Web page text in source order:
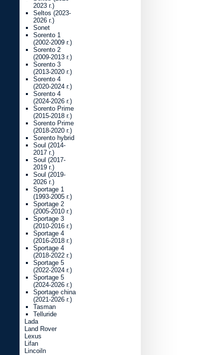
2023 г.)
Seltos (2023-
2026 г.)
Sonet
Sorento 1
(2002-2009 г.)
Sorento 2
(2009-2013 г.)
Sorento 3
(2013-2020 г.)
Sorento 4
(2020-2024 г.)
Sorento 4
(2024-2026 г.)
Sorento Prime
(2015-2018 г.)
Sorento Prime
(2018-2020 г.)
Sorento hybrid
Soul (2014-
2017 г.)
Soul (2017-
2019 г.)
Soul (2019-
2026 г.)
Sportage 1
(1993-2005 г.)
Sportage 2
(2005-2010 г.)
Sportage 3
(2010-2016 г.)
Sportage 4
(2016-2018 г.)
Sportage 4
(2018-2022 г.)
Sportage 5
(2022-2024 г.)
Sportage 5
(2024-2026 г.)
Sportage china
(2021-2026 г.)
Tasman
Telluride
Lada
Land Rover
Lexus
Lifan
Lincoiln